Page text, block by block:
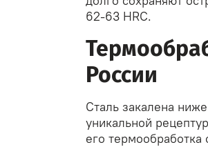
62-63 HRC.
России
Сталь закалена
уникальной
его термообработка